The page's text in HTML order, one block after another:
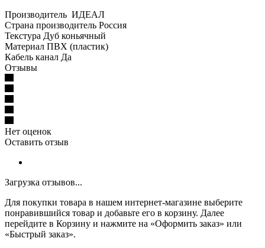
Производитель ИДЕАЛ
Страна производитель Россия
Текстура Дуб коньячный
Материал ПВХ (пластик)
Кабель канал Да
Отзывы
Нет оценок
Оставить отзыв
Загрузка отзывов...
Для покупки товара в нашем интернет-магазине выберите
понравившийся товар и добавьте его в корзину. Далее
перейдите в Корзину и нажмите на «Оформить заказ» или
«Быстрый заказ».